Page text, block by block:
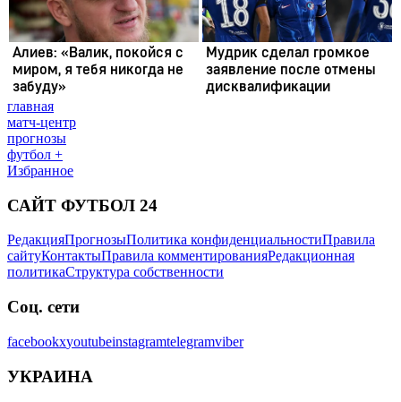
главная
матч-центр
прогнозы
футбол +
Избранное
САЙТ ФУТБОЛ 24
РедакцияПрогнозыПолитика конфиденциальностиПравила
сайтуКонтактыПравила комментированияРедакционная
политикаСтруктура собственности
Соц. сети
facebookxyoutubeinstagramtelegramviber
УКРАИНА